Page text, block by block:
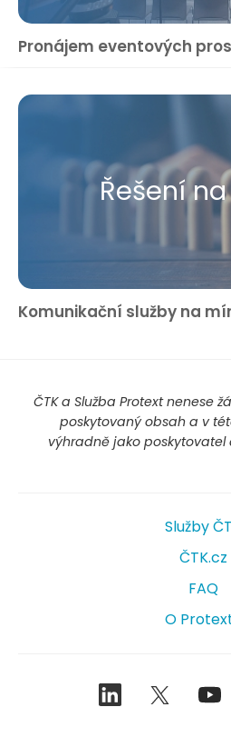
Pronájem eventových
Řešení
Komunikační služby na
ČTK a Služba Protext nenese
poskytovaný obsah a v
výhradně jako poskytovatel
Služby
ČTK.cz
FAQ
O
LinkedIn Twitter